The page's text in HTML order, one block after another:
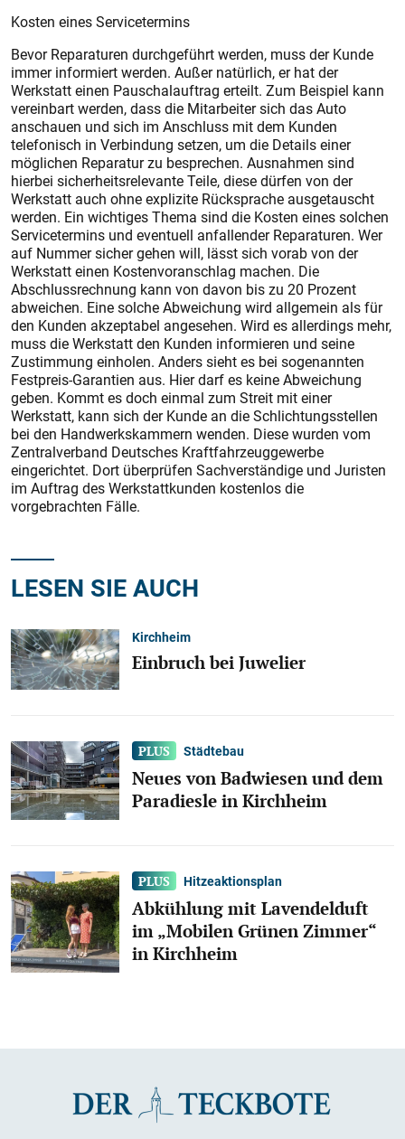
Kosten eines Servicetermins
Bevor Reparaturen durchgeführt werden, muss der Kunde
immer informiert werden. Außer natürlich, er hat der
Werkstatt einen Pauschalauftrag erteilt. Zum Beispiel kann
vereinbart werden, dass die Mitarbeiter sich das Auto
anschauen und sich im Anschluss mit dem Kunden
telefonisch in Verbindung setzen, um die Details einer
möglichen Reparatur zu besprechen. Ausnahmen sind
hierbei sicherheitsrelevante Teile, diese dürfen von der
Werkstatt auch ohne explizite Rücksprache ausgetauscht
werden. Ein wichtiges Thema sind die Kosten eines solchen
Servicetermins und eventuell anfallender Reparaturen. Wer
auf Nummer sicher gehen will, lässt sich vorab von der
Werkstatt einen Kostenvoranschlag machen. Die
Abschlussrechnung kann von davon bis zu 20 Prozent
abweichen. Eine solche Abweichung wird allgemein als für
den Kunden akzeptabel angesehen. Wird es allerdings mehr,
muss die Werkstatt den Kunden informieren und seine
Zustimmung einholen. Anders sieht es bei sogenannten
Festpreis-Garantien aus. Hier darf es keine Abweichung
geben. Kommt es doch einmal zum Streit mit einer
Werkstatt, kann sich der Kunde an die Schlichtungsstellen
bei den Handwerkskammern wenden. Diese wurden vom
Zentralverband Deutsches Kraftfahrzeuggewerbe
eingerichtet. Dort überprüfen Sachverständige und Juristen
im Auftrag des Werkstattkunden kostenlos die
vorgebrachten Fälle.
LESEN SIE AUCH
Kirchheim
Einbruch bei Juwelier
Städtebau
Neues von Badwiesen und dem
Paradiesle in Kirchheim
Hitzeaktionsplan
Abkühlung mit Lavendelduft
im „Mobilen Grünen Zimmer“
in Kirchheim